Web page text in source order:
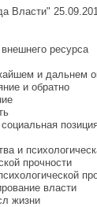
Власти"
ресурса
и дальнем
и обратно
и
прочности
власти
жизни